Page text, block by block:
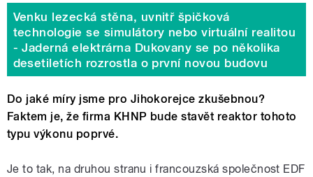
Venku lezecká stěna, uvnitř špičková
technologie se simulátory nebo virtuální realitou
- Jaderná elektrárna Dukovany se po několika
desetiletích rozrostla o první novou budovu
Do jaké míry jsme pro Jihokorejce zkušebnou?
Faktem je, že firma KHNP bude stavět reaktor tohoto
typu výkonu poprvé.
Je to tak, na druhou stranu i francouzská společnost EDF